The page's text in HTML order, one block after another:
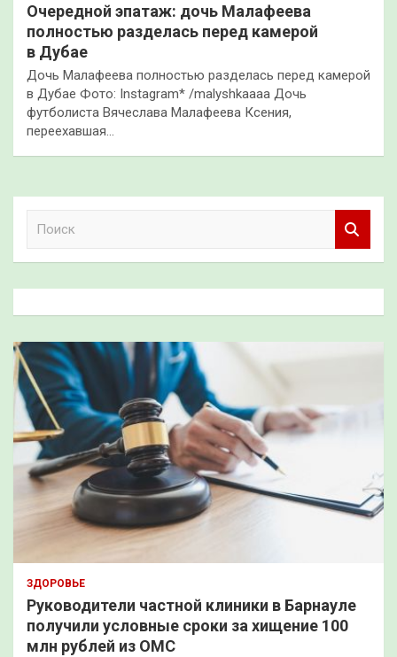
Очередной эпатаж: дочь Малафеева
полностью разделась перед камерой
в Дубае
Дочь Малафеева полностью разделась перед камерой
в Дубае Фото: Instagram* /malyshkaaaa Дочь
футболиста Вячеслава Малафеева Ксения,
переехавшая…
к
ЗДОРОВЬЕ
Руководители частной клиники в Барнауле
получили условные сроки за хищение 100
млн рублей из ОМС